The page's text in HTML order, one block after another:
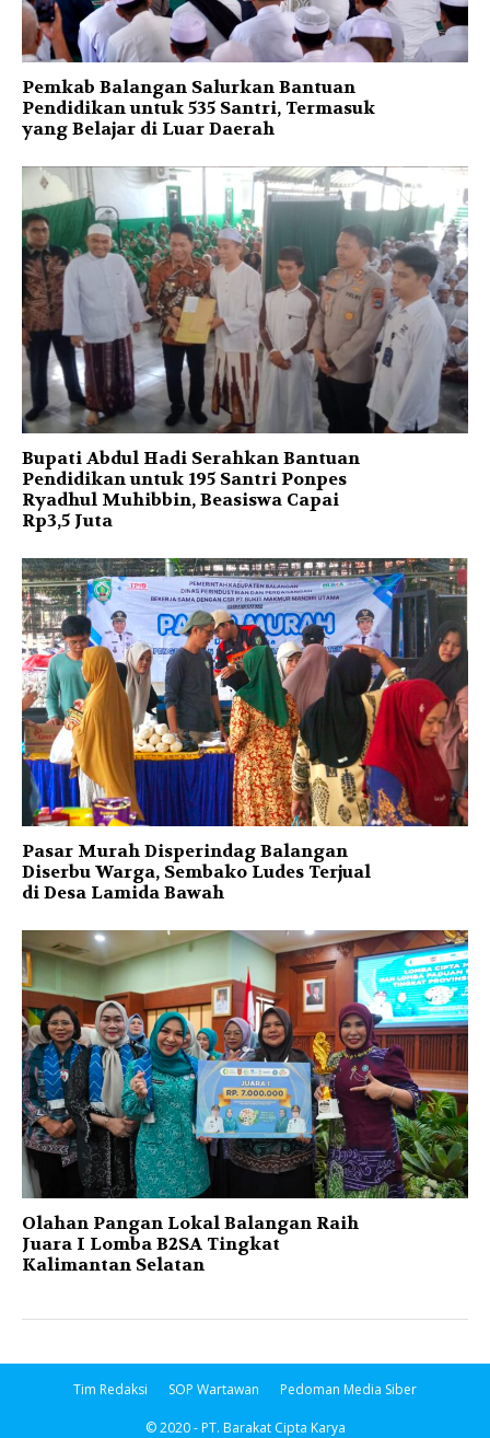
Pemkab Balangan Salurkan Bantuan
Pendidikan untuk 535 Santri, Termasuk
yang Belajar di Luar Daerah
Bupati Abdul Hadi Serahkan Bantuan
Pendidikan untuk 195 Santri Ponpes
Ryadhul Muhibbin, Beasiswa Capai
Rp3,5 Juta
Pasar Murah Disperindag Balangan
Diserbu Warga, Sembako Ludes Terjual
di Desa Lamida Bawah
Olahan Pangan Lokal Balangan Raih
Juara I Lomba B2SA Tingkat
Kalimantan Selatan
Tim Redaksi SOP Wartawan Pedoman Media Siber
© 2020 - PT. Barakat Cipta Karya